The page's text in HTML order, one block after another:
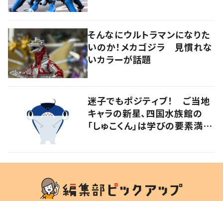
そんなにウルトラマンになりた
いのか！メカゴジラ 見慣れな
いカラーが話題
迷子でもポジティブ！ ご当地
キャラの新星、四国水族館の
「しゅこくん」は学びの要素満載